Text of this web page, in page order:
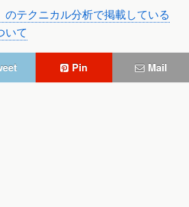
のテクニカル分析で掲載している
いて
Pin Mail